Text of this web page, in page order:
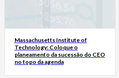
Massachusetts Institute of
Technology: Coloque o
planeamento da sucessão do CEO
no topo da agenda